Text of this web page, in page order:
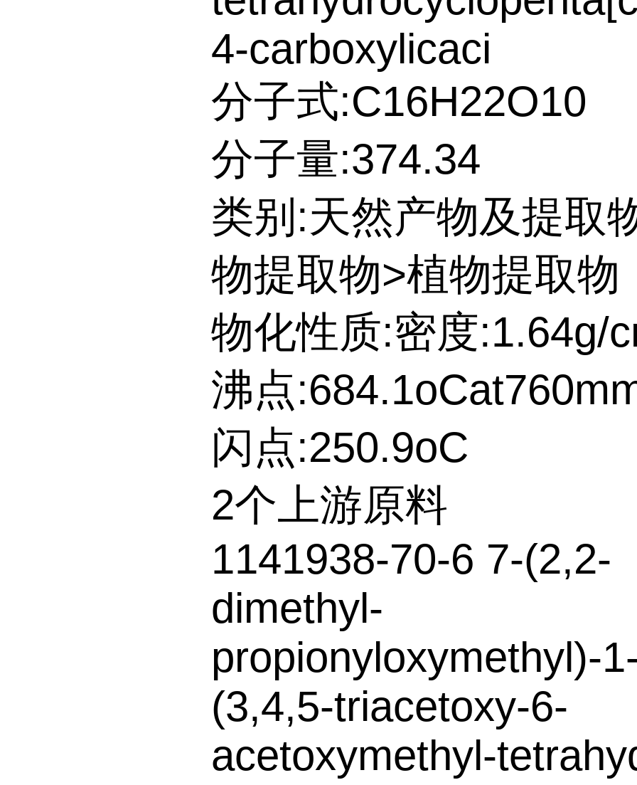
4-carboxylicaci
分子式:C16H22O10
分子量:374.34
类别:天然产物及提取
物提取物>植物提取物
物化性质:密度:1.64g/
沸点
闪点:250.9oC
2个上游原料
1141938-70-6 7-(2,2-
dimethyl-
propionyloxymethyl)-
(3,4,5-triacetoxy-6-
acetoxymethyl-